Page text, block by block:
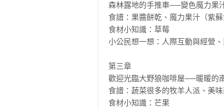
=本書特色=
1. 書中包含：「故事重點」、「
2. 「故事重點」：快速掌握故事
也可以自己閱讀。
4. 「食譜」：手繪圖加上詳盡食
孩子及早養成生活技能。
5. 「食材小知識」：結合食育，介
森林露地的手推車──變色魔力果
食譜：果醬餅乾、魔力果汁（紫蘇
食材小知識：草莓
小公民想一想：人際互動與經營
第三章
歡迎光臨大野狼咖啡屋──暖暖的
食譜：蔬菜很多的牧羊人派、美
食材小知識：芒果